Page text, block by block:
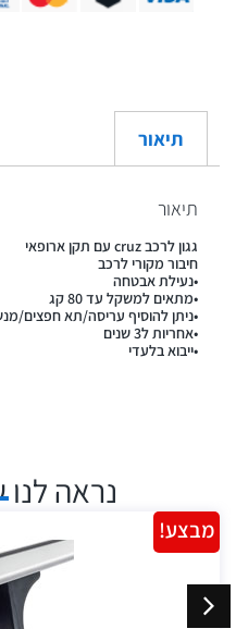
תיאור
תיאור
גגון לרכב cruz עם תקן ארופאי
חיבור מקורי לרכב
•נעילת אבטחה
•מתאים למשקל עד 80 קג
•ניתן להוסיף עריסה/תא חפצים/
•אחריות ל3 שנים
•ייבוא בלעדי
נראה
מבצע!